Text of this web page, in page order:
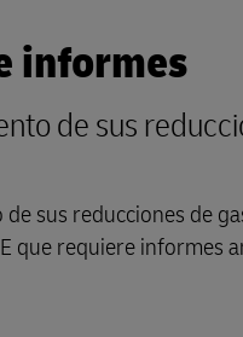
informes
de sus
sus reducciones de
que requiere informes